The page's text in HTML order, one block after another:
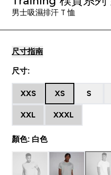
男士吸濕排汗 T 恤
尺寸指南
尺寸:
XXS XS S
XXL XXXL
顏色: 白色